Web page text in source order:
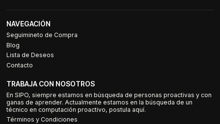
NAVEGACIÓN
Seguimineto de Compra
Blog
Lista de Deseos
Contacto
TRABAJA CON NOSOTROS
En SIPO, siempre estamos en búsqueda de personas proactivas y con
ganas de aprender. Actualmente estamos en la búsqueda de un
técnico en computación proactivo, postula aquí.
Términos y Condiciones